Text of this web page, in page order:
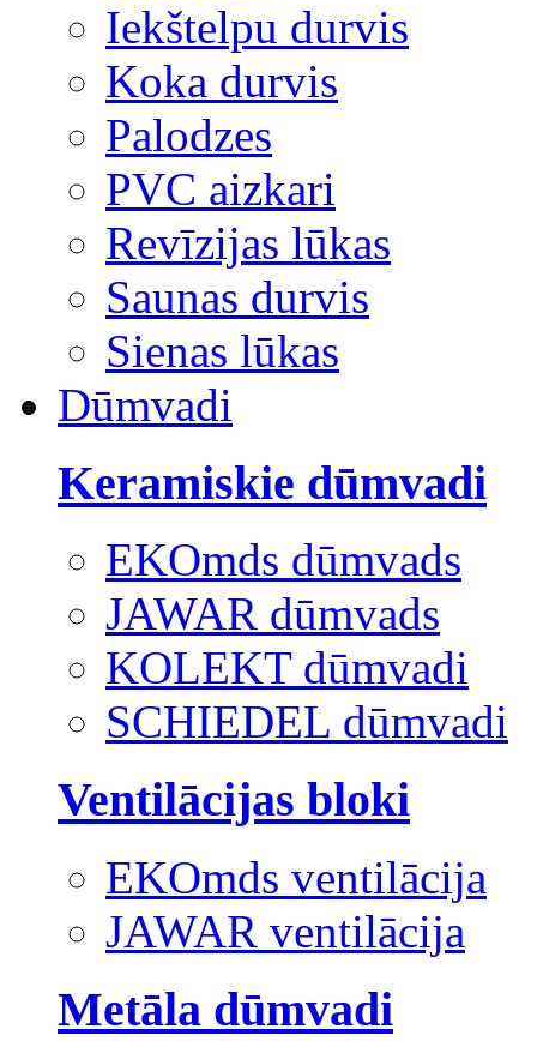
Iekštelpu durvis
Koka durvis
Palodzes
PVC aizkari
Revīzijas lūkas
Saunas durvis
Sienas lūkas
Dūmvadi
Keramiskie dūmvadi
EKOmds dūmvads
JAWAR dūmvads
KOLEKT dūmvadi
SCHIEDEL dūmvadi
Ventilācijas bloki
EKOmds ventilācija
JAWAR ventilācija
Metāla dūmvadi